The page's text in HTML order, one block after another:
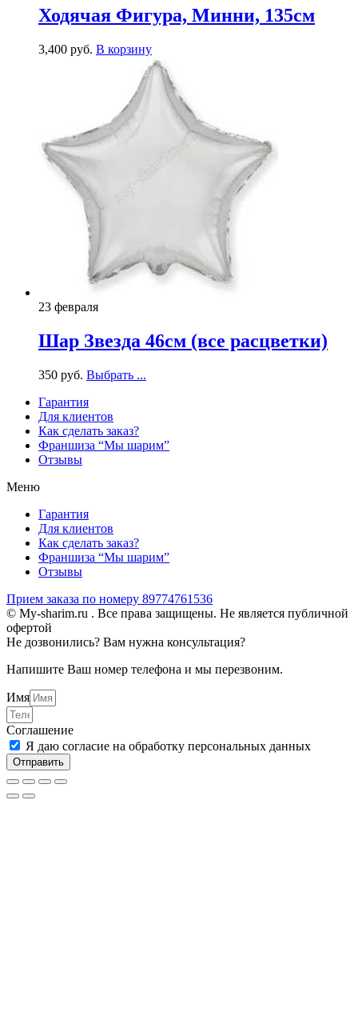
Ходячая Фигура, Минни, 135см
3,400 руб. В корзину
23 февраля
Шар Звезда 46см (все расцветки)
350 руб. Выбрать ...
Гарантия
Для клиентов
Как сделать заказ?
Франшиза “Мы шарим”
Отзывы
Меню
Гарантия
Для клиентов
Как сделать заказ?
Франшиза “Мы шарим”
Отзывы
Прием заказа по номеру 89774761536
© My-sharim.ru . Все права защищены. Не является публичной
офертой
Не дозвонились? Вам нужна консультация?
Напишите Ваш номер телефона и мы перезвоним.
Имя
Соглашение
Я даю согласие на обработку персональных данных
Отправить